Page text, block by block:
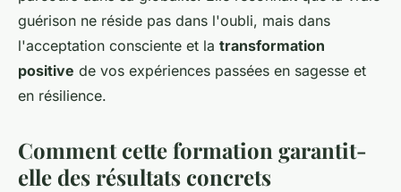
guérison ne réside pas dans l'oubli, mais dans
l'acceptation consciente et la transformation
positive de vos expériences passées en sagesse et
en résilience.
Comment cette formation garantit-
elle des résultats concrets